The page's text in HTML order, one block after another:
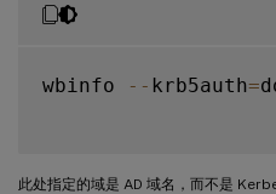
wbinfo -- krb5auth=
此处指定的域是 AD 域名，而不是